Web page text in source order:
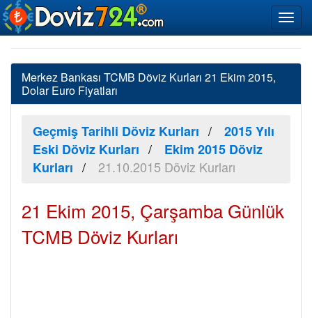
Merkez Bankası TCMB Döviz Kurları 21 Ekim 2015,
Dolar Euro Fiyatları
Geçmiş Tarihli Döviz Kurları
2015 Yılı
Eski Döviz Kurları
Ekim 2015 Döviz
Kurları
21.10.2015 Döviz Kurları
21 Ekim 2015, Çarşamba Günlük
TCMB Döviz Kurları